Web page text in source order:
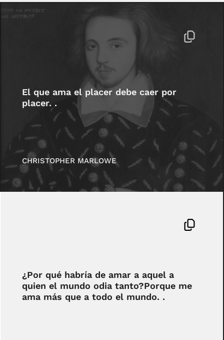
El que ama el placer debe caer por
placer. .
CHRISTOPHER MARLOWE
¿Por qué habría de amar a aquel a
quien el mundo odia tanto?Porque me
ama más que a todo el mundo. .